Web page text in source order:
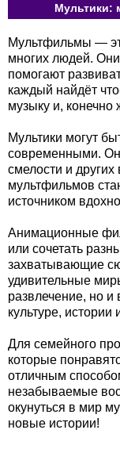
Мультики:
Мультфильмы —
многих людей. Они
помогают
каждый найдёт
музыку и, конечно
Мультики могут
современными.
смелости и
мультфильмов
источником
Анимационные
или сочетать
захватывающие
удивительные
развлечение, но и
культуре, истории
Для семейного
которые
отличным
незабываемые
окунуться в мир
новые истории!